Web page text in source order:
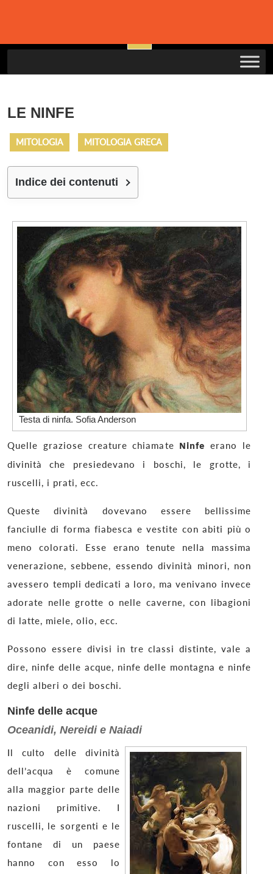
LE NINFE
MITOLOGIA MITOLOGIA GRECA
Indice dei contenuti
Testa di ninfa. Sofia Anderson
Quelle graziose creature chiamate Ninfe erano le
divinità che presiedevano i boschi, le grotte, i
ruscelli, i prati, ecc.
Queste divinità dovevano essere bellissime
fanciulle di forma fiabesca e vestite con abiti più o
meno colorati. Esse erano tenute nella massima
venerazione, sebbene, essendo divinità minori, non
avessero templi dedicati a loro, ma venivano invece
adorate nelle grotte o nelle caverne, con libagioni
di latte, miele, olio, ecc.
Possono essere divisi in tre classi distinte, vale a
dire, ninfe delle acque, ninfe delle montagna e ninfe
degli alberi o dei boschi.
Ninfe delle acque
Oceanidi, Nereidi e Naiadi
Il culto delle divinità
dell’acqua è comune
alla maggior parte delle
nazioni primitive. I
ruscelli, le sorgenti e le
fontane di un paese
hanno con esso lo